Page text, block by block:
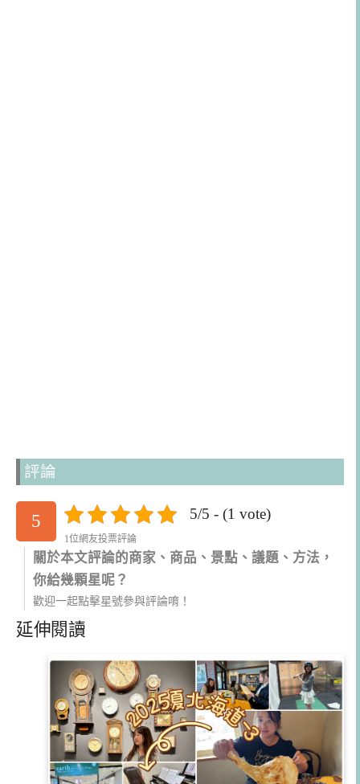
評論
5 5/5 - (1 vote)
1位網友投票評論
關於本文評論的商家、商品、景點、議題、方法，
你給幾顆星呢？
歡迎一起點擊星號參與評論唷！
延伸閱讀